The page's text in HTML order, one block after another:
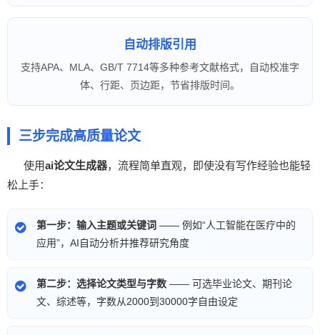
自动排版引用
支持APA、MLA、GB/T 7714等多种参考文献格式，自动校准字
体、行距、页边距，节省排版时间。
三步完成高质量论文
使用ai论文生成器，流程简单直观，即使没有写作经验也能轻
松上手：
第一步：输入主题或关键词 —— 例如“人工智能在医疗中的
应用”，AI自动分析并推荐研究角度
第二步：选择论文类型与字数 —— 可选毕业论文、期刊论
文、综述等，字数从2000到30000字自由设定